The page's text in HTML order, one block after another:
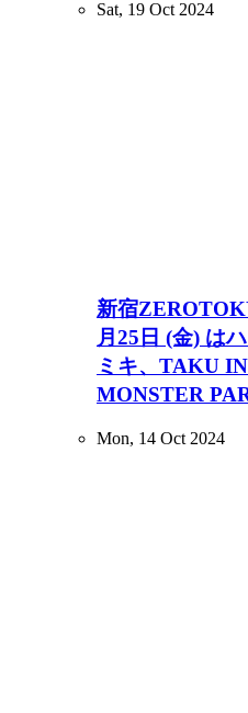
Sat, 19 Oct 2024
新宿
月25日 (金) は
ミキ、TAKU
MONSTER
Mon, 14 Oct 2024